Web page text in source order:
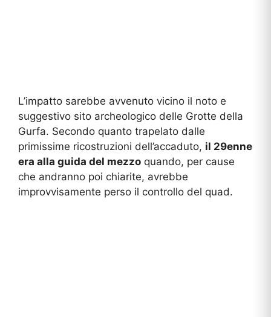
L’impatto sarebbe avvenuto vicino il noto e
suggestivo sito archeologico delle Grotte della
Gurfa. Secondo quanto trapelato dalle
primissime ricostruzioni dell’accaduto, il 29enne
era alla guida del mezzo quando, per cause
che andranno poi chiarite, avrebbe
improvvisamente perso il controllo del quad.